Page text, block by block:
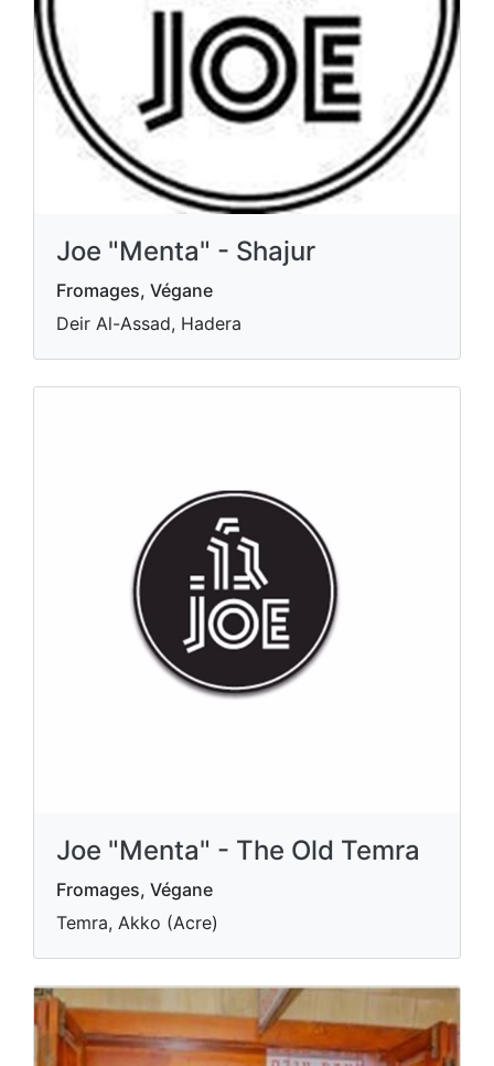
Joe "Menta" - Shajur
Fromages, Végane
Deir Al-Assad, Hadera
Joe "Menta" - The Old Temra
Fromages, Végane
Temra, Akko (Acre)